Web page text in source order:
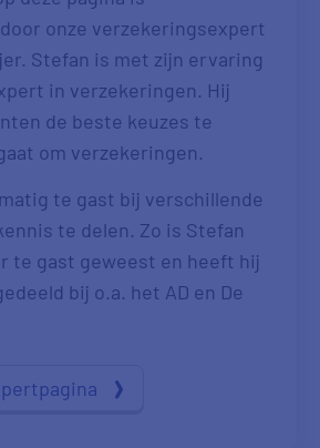
onze verzekeringsexpert
Stefan is met zijn ervaring
in verzekeringen. Hij
de beste keuzes te
om verzekeringen.
te gast bij verschillende
te delen. Zo is Stefan
te gast geweest en heeft hij
bij o.a. het AD en De